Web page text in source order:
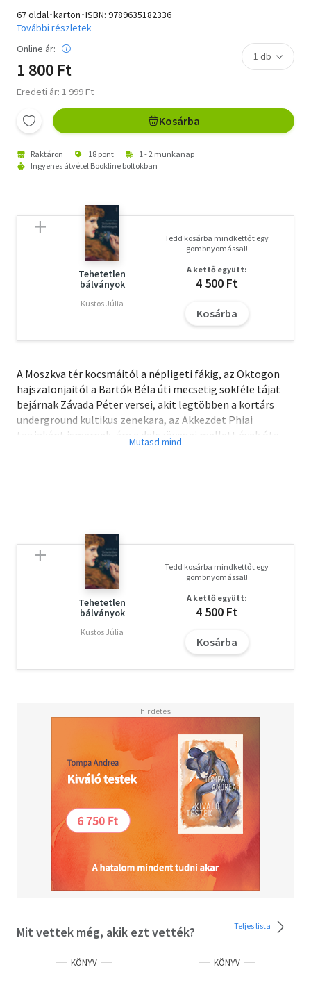
67 oldal･karton･ISBN: 9789635182336
További részletek
Online ár:
1 800 Ft
Eredeti ár: 1 999 Ft
Kosárba
Raktáron 18 pont
1 - 2 munkanap
Ingyenes átvétel Bookline boltokban
Tehetetlen
bálványok
Kustos Júlia
Tedd kosárba mindkettőt egy
gombnyomással!
A kettő együtt:
4 500 Ft
Kosárba
A Moszkva tér kocsmáitól a népligeti fákig, az Oktogon
hajszalonjaitól a Bartók Béla úti mecsetig sokféle tájat
bejárnak Závada Péter versei, akit legtöbben a kortárs
underground kultikus zenekara, az Akkezdet Phiai
tagjaként ismernek, ám a dalszövegei mellett évek óta
publikál rangos irodalmi folyóiratokban is. Első
rímjátékokkal.
Tehetetlen
bálványok
Kustos Júlia
Tedd kosárba mindkettőt egy
gombnyomással!
A kettő együtt:
4 500 Ft
Kosárba
Mit vettek még, akik ezt vették? Teljes lista
KÖNYV KÖNYV